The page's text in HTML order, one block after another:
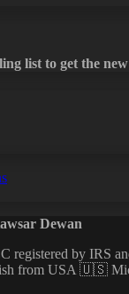
list to get the
Dewan
registered by IRS
from USA 🇺🇸